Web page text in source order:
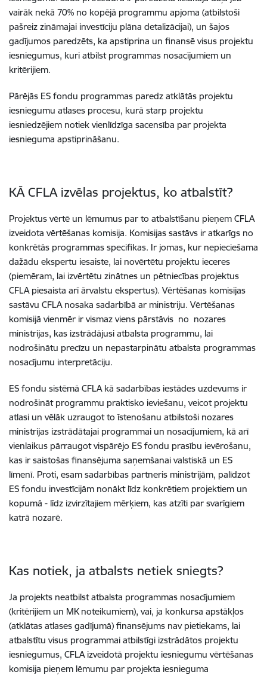
vairāk nekā 70% no kopējā programmu apjoma (atbilstoši
pašreiz zināmajai investīciju plāna detalizācijai), un šajos
gadījumos paredzēts, ka apstiprina un finansē visus projektu
iesniegumus, kuri atbilst programmas nosacījumiem un
kritērijiem.
Pārējās ES fondu programmas paredz atklātās projektu
iesniegumu atlases procesu, kurā starp projektu
iesniedzējiem notiek vienlīdzīga sacensība par projekta
iesnieguma apstiprināšanu.
KĀ CFLA izvēlas projektus, ko atbalstīt?
Projektus vērtē un lēmumus par to atbalstīšanu pieņem CFLA
izveidota vērtēšanas komisija. Komisijas sastāvs ir atkarīgs no
konkrētās programmas specifikas. Ir jomas, kur nepieciešama
dažādu ekspertu iesaiste, lai novērtētu projektu ieceres
(piemēram, lai izvērtētu zinātnes un pētniecības projektus
CFLA piesaista arī ārvalstu ekspertus). Vērtēšanas komisijas
sastāvu CFLA nosaka sadarbībā ar ministriju. Vērtēšanas
komisijā vienmēr ir vismaz viens pārstāvis no nozares
ministrijas, kas izstrādājusi atbalsta programmu, lai
nodrošinātu precīzu un nepastarpinātu atbalsta programmas
nosacījumu interpretāciju.
ES fondu sistēmā CFLA kā sadarbības iestādes uzdevums ir
nodrošināt programmu praktisko ieviešanu, veicot projektu
atlasi un vēlāk uzraugot to īstenošanu atbilstoši nozares
ministrijas izstrādātajai programmai un nosacījumiem, kā arī
vienlaikus pārraugot vispārējo ES fondu prasību ievērošanu,
kas ir saistošas finansējuma saņemšanai valstiskā un ES
līmenī. Proti, esam sadarbības partneris ministrijām, palīdzot
ES fondu investīcijām nonākt līdz konkrētiem projektiem un
kopumā - līdz izvirzītajiem mērķiem, kas atzīti par svarīgiem
katrā nozarē.
Kas notiek, ja atbalsts netiek sniegts?
Ja projekts neatbilst atbalsta programmas nosacījumiem
(kritērijiem un MK noteikumiem), vai, ja konkursa apstākļos
(atklātas atlases gadījumā) finansējums nav pietiekams, lai
atbalstītu visus programmai atbilstīgi izstrādātos projektu
iesniegumus, CFLA izveidotā projektu iesniegumu vērtēšanas
komisija pieņem lēmumu par projekta iesnieguma